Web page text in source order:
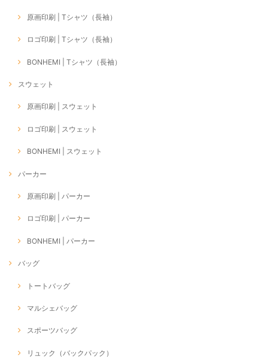
原画印刷 | Tシャツ（長袖）
ロゴ印刷 | Tシャツ（長袖）
BONHEMI | Tシャツ（長袖）
スウェット
原画印刷 | スウェット
ロゴ印刷 | スウェット
BONHEMI | スウェット
パーカー
原画印刷 | パーカー
ロゴ印刷 | パーカー
BONHEMI | パーカー
バッグ
トートバッグ
マルシェバッグ
スポーツバッグ
リュック（バックパック）